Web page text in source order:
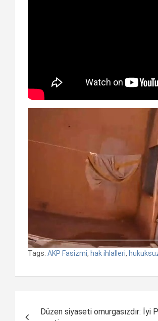
Tags: AKP Fasizmi, hak ihlalleri,
Düzen siyaseti omurgasızdır: İyi